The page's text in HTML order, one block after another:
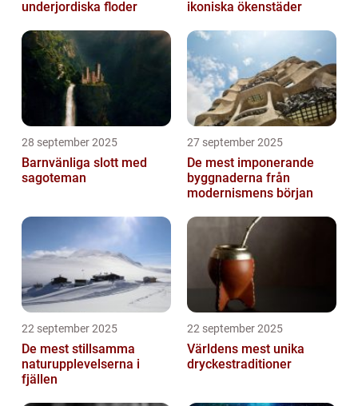
underjordiska floder ikoniska ökenstäder
28 september 2025
Barnvänliga slott med
sagoteman
27 september 2025
De mest imponerande
byggnaderna från
modernismens början
22 september 2025
De mest stillsamma
naturupplevelserna i
fjällen
22 september 2025
Världens mest unika
dryckestraditioner